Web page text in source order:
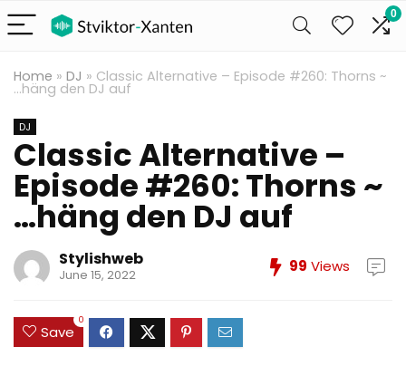
0
Home » DJ » Classic Alternative – Episode #260: Thorns ~
…häng den DJ auf
DJ
Classic Alternative –
Episode #260: Thorns ~
…häng den DJ auf
Stylishweb
June 15, 2022 99 Views
Save
0